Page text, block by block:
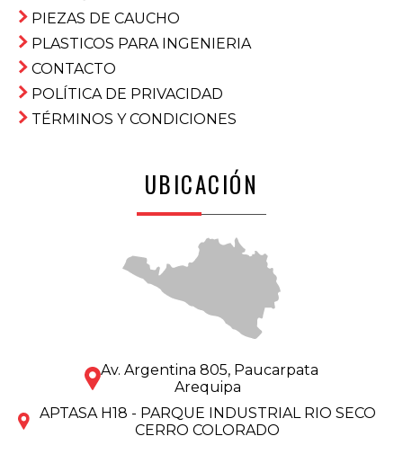
PIEZAS DE CAUCHO
PLASTICOS PARA INGENIERIA
CONTACTO
POLÍTICA DE PRIVACIDAD
TÉRMINOS Y CONDICIONES
UBICACIÓN
Av. Argentina 805, Paucarpata
Arequipa
APTASA H18 - PARQUE INDUSTRIAL RIO SECO
CERRO COLORADO